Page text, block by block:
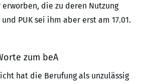
die zu deren Nutzung
PUK sei ihm aber erst am 17.01.
zum beA
hat die Berufung als unzulässig